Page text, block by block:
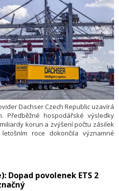
Dachser Czech Republic uzavírá
Předběžné hospodářské výsledky
korun a zvýšení počtu zásilek
roce dokončila významné
10 nových dálkových linek sběrné
Dopad povolenek ETS 2